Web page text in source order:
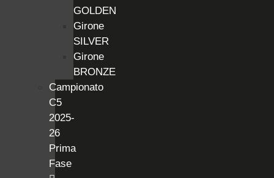
GOLDEN
Girone
SILVER
Girone
BRONZE
Campionato
C5
2025-
26
Prima
Fase